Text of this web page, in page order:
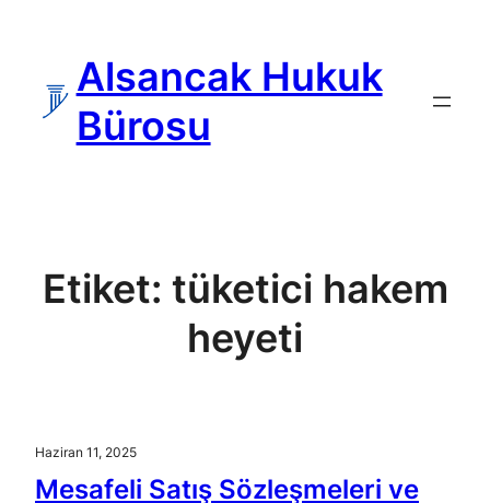
Alsancak Hukuk
Bürosu
Etiket: tüketici hakem
heyeti
Haziran 11, 2025
Mesafeli Satış Sözleşmeleri ve